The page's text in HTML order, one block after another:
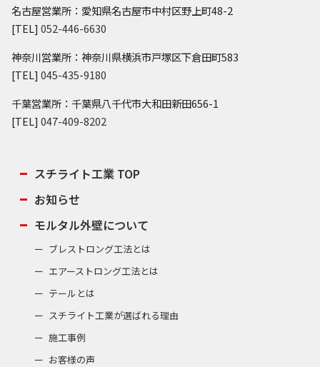
名古屋営業所：愛知県名古屋市中村区野上町48-2
[TEL] 052-446-6630
神奈川営業所：神奈川県横浜市戸塚区下倉田町583
[TEL] 045-435-9180
千葉営業所：千葉県八千代市大和田新田656-1
[TEL] 047-409-8202
スチライト工業 TOP
お知らせ
モルタル外壁について
ブレストロング工法とは
エアーストロング工法とは
テールとは
スチライト工業が選ばれる理由
施工事例
お客様の声